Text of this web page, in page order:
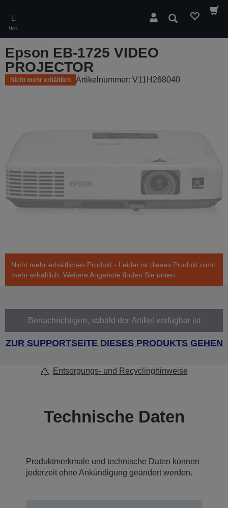
main
content
Menü
Suchen
Epson EB-1725 VIDEO
PROJECTOR
Nicht mehr erhältlich Artikelnummer: V11H268040
Nicht mehr erhältliches Produkt - Leider ist dieses Produkt nicht
mehr erhältlich. Weitere Angebote finden Sie unten.
Benachrichtigen, sobald der Artikel verfügbar ist
ZUR SUPPORTSEITE DIESES PRODUKTS GEHEN
Entsorgungs- und Recyclinghinweise
Technische Daten
Produktmerkmale und technische Daten können
jederzeit ohne Ankündigung geändert werden.